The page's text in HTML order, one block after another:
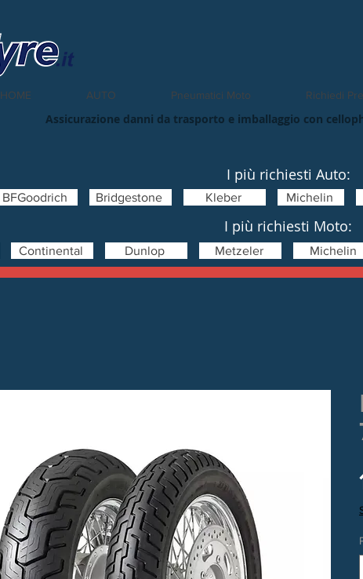
HOME AUTO Pneumatici Moto Richiedi
Assicurazione danni da trasporto e imballaggio con
I più richiesti Auto:
BFGoodrich Bridgestone Kleber Michelin
I più richiesti Moto:
Continental Dunlop Metzeler Michelin